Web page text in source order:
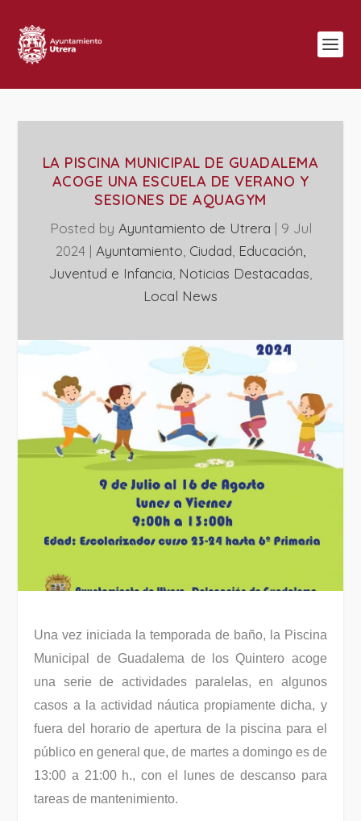
LA PISCINA MUNICIPAL DE GUADALEMA
ACOGE UNA ESCUELA DE VERANO Y
SESIONES DE AQUAGYM
Posted by Ayuntamiento de Utrera | 9 Jul
2024 | Ayuntamiento Ciudad Educación,
Juventud e Infancia Noticias Destacadas
Local News
Una vez iniciada la temporada de baño, la Piscina
Municipal de Guadalema de los Quintero acoge
una serie de actividades paralelas, en algunos
casos a la actividad náutica propiamente dicha, y
fuera del horario de apertura de la piscina para el
público en general que, de martes a domingo es de
13:00 a 21:00 h., con el lunes de descanso para
tareas de mantenimiento.